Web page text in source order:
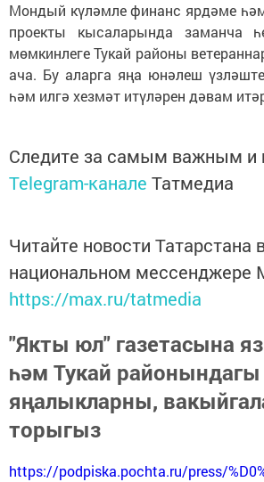
Мондый күләмле финанс ярдәме
проекты кысаларында заманча
мөмкинлеге Тукай районы
ача. Бу аларга яңа юнәлеш
һәм илгә хезмәт итүләрен дәвам
Следите за самым важным и
Telegram-канале Татмедиа
Читайте новости Татарстана
национальном мессенджере
https://max.ru/tatmedia
"Якты юл" газетасына
һәм Тукай районындагы
яңалыкларны,
торыгыз
https://podpiska.pochta.ru/press/